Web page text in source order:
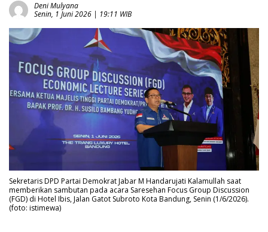
Deni Mulyana
Senin, 1 Juni 2026 | 19:11 WIB
Sekretaris DPD Partai Demokrat Jabar M Handarujati Kalamullah saat
memberikan sambutan pada acara Saresehan Focus Group Discussion
(FGD) di Hotel Ibis, Jalan Gatot Subroto Kota Bandung, Senin (1/6/2026).
(foto: istimewa)